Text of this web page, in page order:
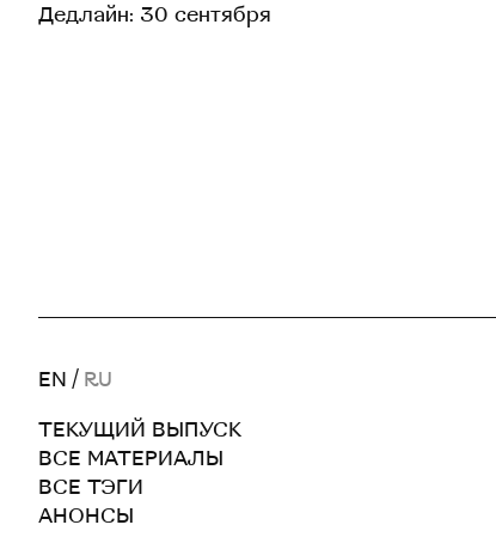
Дедлайн: 30 сентября
EN / RU
ТЕКУЩИЙ ВЫПУСК
ВСЕ МАТЕРИАЛЫ
ВСЕ ТЭГИ
АНОНСЫ